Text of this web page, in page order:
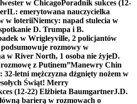
w ChicagoPoradnik sukces (12-
IL: emerytowana nauczycielka
w loteriiNiemcy: napad stulecia w
D. Trumpa i B.
w Wrigleyville, 2 policjantów
podsumowuje rozmowy w
w River North, 1 osoba nie żyjeD.
z Putinem”Manewry Chin
32-letni mężczyzna dźgnięty nożem w
Świąt! Merry
(12-22) Elżbieta BaumgartnerJ.D.
barierą w rozmowach o